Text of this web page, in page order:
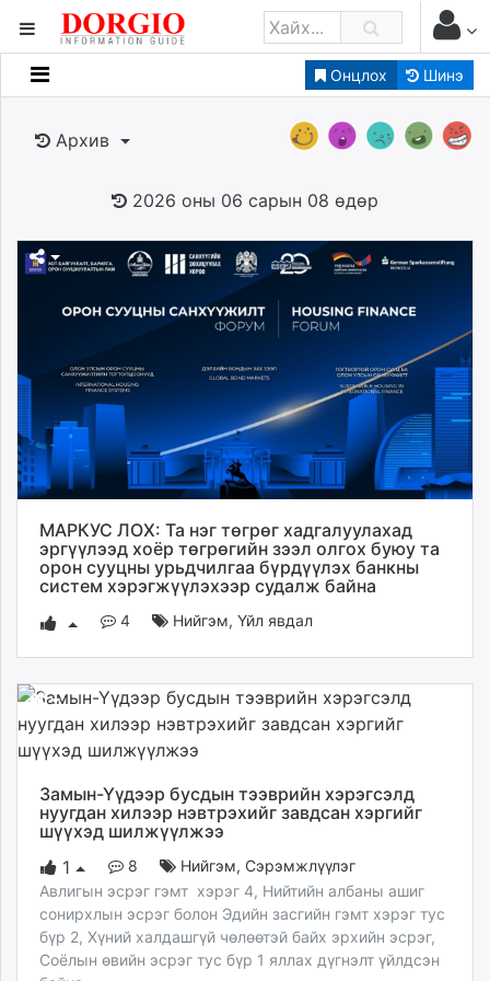
Онцлох Шинэ
Мэдээллийн
Банк санхүү
Нийслэлийн
dorgio.mn
caak.mn
news.mn
zindaa.mn
Baabar.mn
tovch.mn
mnb.mn
Livetv.mn
Eguur.mn
24tsag.mn
ergelt.mn
zarig.mn
today.mn
mminfo.mn
ugluu.mn
urlag.mn
unen.mn
asu.mn
shudarga.mn
shuurhai.mn
Архив
2026 оны 06 сарын 08 өдөр
МАРКУС ЛОХ: Та нэг төгрөг хадгалуулахад
эргүүлээд хоёр төгрөгийн зээл олгох буюу та
орон сууцны урьдчилгаа бүрдүүлэх банкны
систем хэрэгжүүлэхээр судалж байна
4 Нийгэм,Үйл явдал
Замын-Үүдээр бусдын тээврийн хэрэгсэлд
нуугдан хилээр нэвтрэхийг завдсан хэргийг
шүүхэд шилжүүлжээ
1
8 Нийгэм, Сэрэмжлүүлэг
Авлигын эсрэг гэмт хэрэг 4, Нийтийн албаны ашиг
сонирхлын эсрэг болон Эдийн засгийн гэмт хэрэг тус
бүр 2, Хүний халдашгүй чөлөөтэй байх эрхийн эсрэг,
Соёлын өвийн эсрэг тус бүр 1 яллах дүгнэлт үйлдсэн